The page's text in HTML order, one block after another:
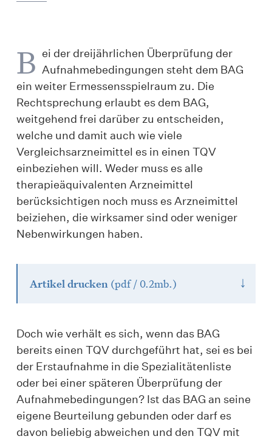
B ei der dreijährlichen Überprüfung der
Aufnahmebedingungen steht dem BAG
ein weiter Ermessensspielraum zu. Die
Rechtsprechung erlaubt es dem BAG,
weitgehend frei darüber zu entscheiden,
welche und damit auch wie viele
Vergleichsarzneimittel es in einen TQV
einbeziehen will. Weder muss es alle
therapieäquivalenten Arzneimittel
berücksichtigen noch muss es Arzneimittel
beiziehen, die wirksamer sind oder weniger
Nebenwirkungen haben.
Artikel drucken (pdf / 0.2mb.) ↓
Doch wie verhält es sich, wenn das BAG
bereits einen TQV durchgeführt hat, sei es bei
der Erstaufnahme in die Spezialitätenliste
oder bei einer späteren Überprüfung der
Aufnahmebedingungen? Ist das BAG an seine
eigene Beurteilung gebunden oder darf es
davon beliebig abweichen und den TQV mit